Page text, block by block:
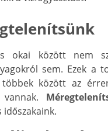
okai között nem
sem. Ezek a
között az
időszakaink.